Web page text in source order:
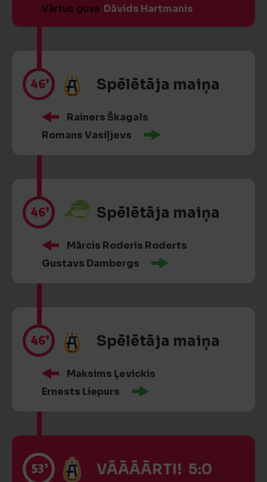
Vārtus guva Dāvids Hartmanis
46’ Spēlētāja maiņa
Rainers Škagals
Romans Vasiļjevs
46’ Spēlētāja maiņa
Mārcis Roderis Roderts
Gustavs Dambergs
46’ Spēlētāja maiņa
Maksims Ļevickis
Ernests Liepurs
53’ VĀĀĀĀRTI! 5:0